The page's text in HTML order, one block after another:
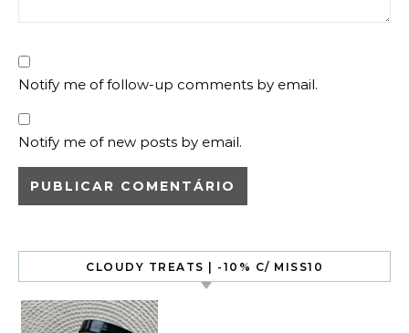
Notify me of follow-up comments by email.
Notify me of new posts by email.
CLOUDY TREATS | -10% C/ MISS10